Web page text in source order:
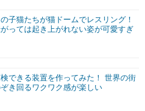
子猫たちが猫ドームでレスリング！
っては起き上がれない姿が可愛すぎ
できる装置を作ってみた！ 世界の街
き回るワクワク感が楽しい